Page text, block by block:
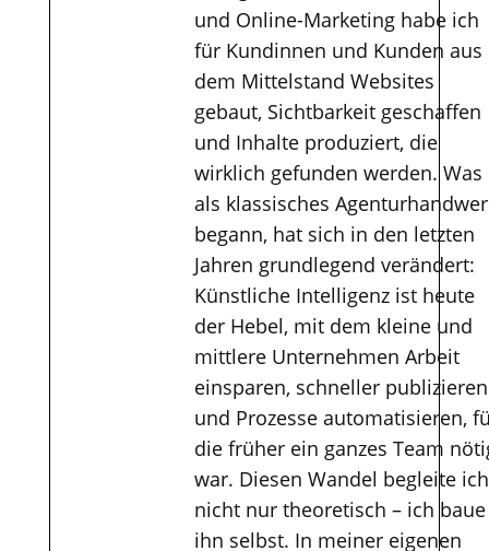
und Online-Marketing habe ich
für Kundinnen und Kunden aus
dem Mittelstand Websites
gebaut, Sichtbarkeit geschaffen
und Inhalte produziert, die
wirklich gefunden werden. Was
als klassisches
begann, hat sich in den letzten
Jahren grundlegend verändert:
Künstliche Intelligenz ist heute
der Hebel, mit dem kleine und
mittlere Unternehmen Arbeit
einsparen, schneller publizieren
und Prozesse automatisieren,
die früher ein ganzes Team
war. Diesen Wandel begleite ich
nicht nur theoretisch – ich baue
ihn selbst. In meiner eigenen